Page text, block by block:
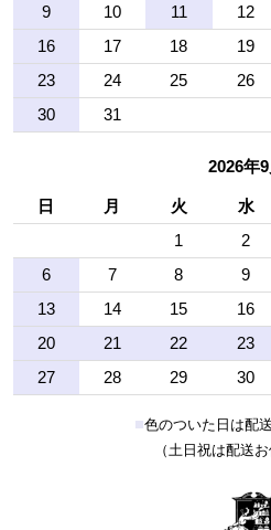
9
10 11 12
16
17 18 19
23
24 25 26
30
31
2026年9
日 月 火 水
1
2
6
7 8 9
13
14 15 16
20
21 22 23
27
28 29 30
■色のついた日は配
（土日祝は配送お